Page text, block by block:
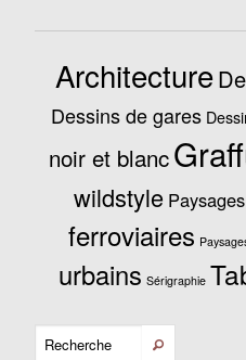
Architecture
Dessins de gares
noir et blanc
wildstyle
ferroviaires
urbains Sérigraphie